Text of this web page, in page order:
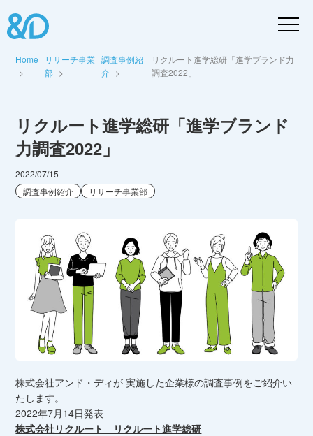
Home
リサーチ事業
部
調査事例紹
介
リクルート進学総研「進学ブランド力
調査2022」
リクルート進学総研「進学ブランド
力調査2022」
2022/07/15
調査事例紹介
リサーチ事業部
株式会社アンド・ディが 実施した企業様の調査事例をご紹介い
たします。
2022年7月14日発表
株式会社リクルート リクルート進学総研